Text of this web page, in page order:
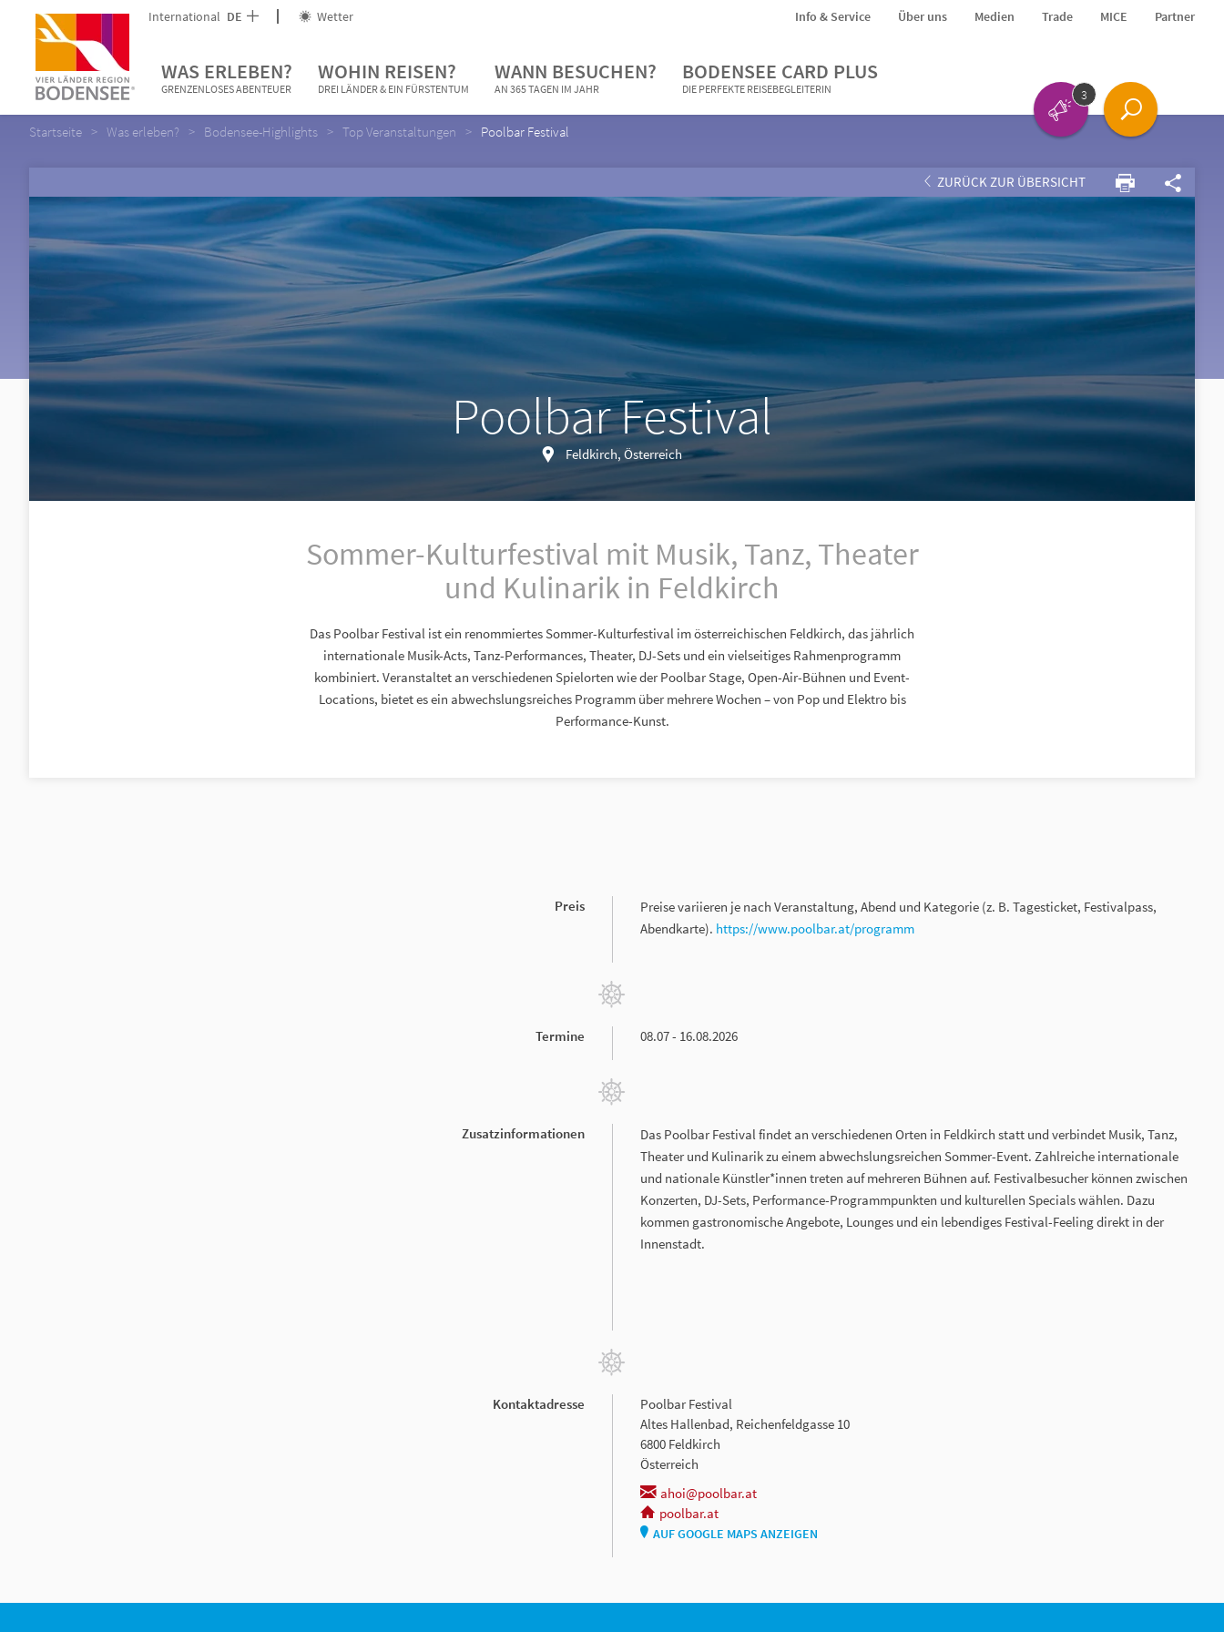
International DE Wetter Info & Service Über uns Medien Trade MICE Partner
WAS ERLEBEN?
GRENZENLOSES ABENTEUER
WOHIN REISEN?
DREI LÄNDER & EIN FÜRSTENTUM
WANN BESUCHEN?
AN 365 TAGEN IM JAHR
BODENSEE CARD PLUS
DIE PERFEKTE REISEBEGLEITERIN 3
Startseite Was erleben? Bodensee-Highlights Top Veranstaltungen Poolbar Festival
ZURÜCK ZUR ÜBERSICHT
Poolbar Festival
Feldkirch, Österreich
Sommer-Kulturfestival mit Musik, Tanz, Theater
und Kulinarik in Feldkirch
Das Poolbar Festival ist ein renommiertes Sommer-Kulturfestival im österreichischen Feldkirch, das jährlich
internationale Musik-Acts, Tanz-Performances, Theater, DJ-Sets und ein vielseitiges Rahmenprogramm
kombiniert. Veranstaltet an verschiedenen Spielorten wie der Poolbar Stage, Open-Air-Bühnen und Event-
Locations, bietet es ein abwechslungsreiches Programm über mehrere Wochen – von Pop und Elektro bis
Performance-Kunst.
Preis
Preise variieren je nach Veranstaltung, Abend und Kategorie (z. B. Tagesticket, Festivalpass,
Abendkarte). https://www.poolbar.at/programm
Termine 08.07 - 16.08.2026
Zusatzinformationen
Das Poolbar Festival findet an verschiedenen Orten in Feldkirch statt und verbindet Musik, Tanz,
Theater und Kulinarik zu einem abwechslungsreichen Sommer-Event. Zahlreiche internationale
und nationale Künstler*innen treten auf mehreren Bühnen auf. Festivalbesucher können zwischen
Konzerten, DJ-Sets, Performance-Programmpunkten und kulturellen Specials wählen. Dazu
kommen gastronomische Angebote, Lounges und ein lebendiges Festival-Feeling direkt in der
Innenstadt.
Kontaktadresse
Poolbar Festival
Altes Hallenbad, Reichenfeldgasse 10
6800 Feldkirch
Österreich
ahoi@poolbar.at
poolbar.at
AUF GOOGLE MAPS ANZEIGEN